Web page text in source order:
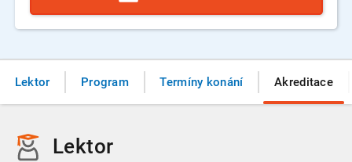
Lektor Program Termíny konání Akreditace
Lektor